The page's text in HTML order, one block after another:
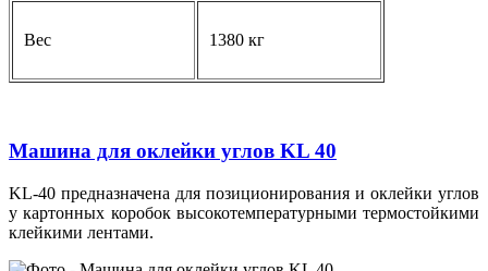
Вес 1380 кг
Машина для оклейки углов KL 40
KL-40 предназначена для позиционирования и оклейки углов
у картонных коробок высокотемпературными термостойкими
клейкими лентами.